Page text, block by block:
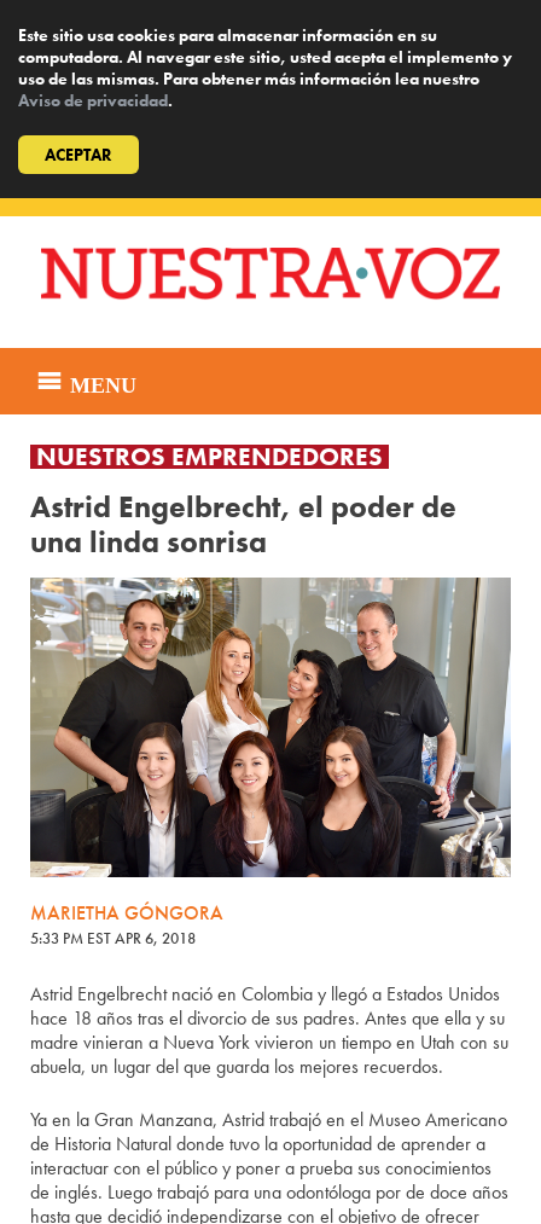
Este sitio usa cookies para almacenar información en su
computadora. Al navegar este sitio, usted acepta el implemento y
uso de las mismas. Para obtener más información lea nuestro
Aviso de privacidad.
ACEPTAR
content
MENU
NUESTROS EMPRENDEDORES
Astrid Engelbrecht, el poder de
una linda sonrisa
MARIETHA GÓNGORA
5:33 PM EST APR 6, 2018
Astrid Engelbrecht nació en Colombia y llegó a Estados Unidos
hace 18 años tras el divorcio de sus padres. Antes que ella y su
madre vinieran a Nueva York vivieron un tiempo en Utah con su
abuela, un lugar del que guarda los mejores recuerdos.
Ya en la Gran Manzana, Astrid trabajó en el Museo Americano
de Historia Natural donde tuvo la oportunidad de aprender a
interactuar con el público y poner a prueba sus conocimientos
de inglés. Luego trabajó para una odontóloga por de doce años
hasta que decidió independizarse con el objetivo de ofrecer